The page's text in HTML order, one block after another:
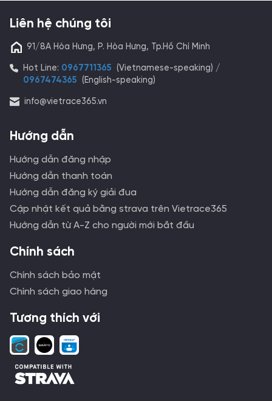
Liên hệ chúng tôi
91/8A Hòa Hưng, P. Hòa Hưng, Tp.Hồ Chí Minh
Hot Line: 0967711365 (Vietnamese-speaking) /
0967474365 (English-speaking)
info@vietrace365.vn
Hướng dẫn
Hướng dẫn đăng nhập
Hướng dẫn thanh toán
Hướng dẫn đăng ký giải đua
Cập nhật kết quả bằng strava trên Vietrace365
Hướng dẫn từ A-Z cho người mới bắt đầu
Chính sách
Chính sách bảo mật
Chính sách giao hàng
Tương thích với